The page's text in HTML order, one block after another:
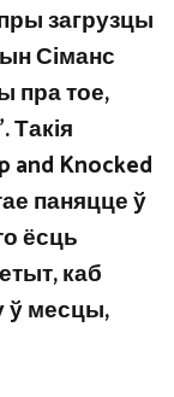
загрузцы
Сіманс
пра тое,
and Knocked
паняцце ў
ёсць
каб
ў месцы,